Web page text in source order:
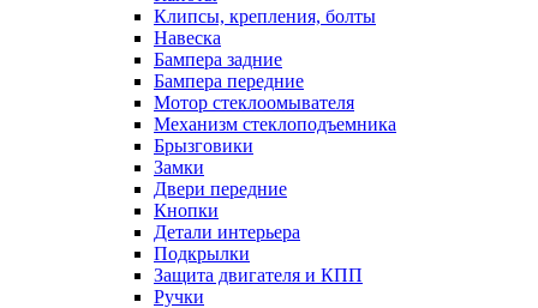
Клипсы, крепления, болты
Навеска
Бампера задние
Бампера передние
Мотор стеклоомывателя
Механизм стеклоподъемника
Брызговики
Замки
Двери передние
Кнопки
Детали интерьера
Подкрылки
Защита двигателя и КПП
Ручки